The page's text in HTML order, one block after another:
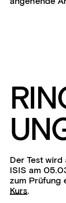
Der Test
ISIS am
zum Prüfung
Kurs.